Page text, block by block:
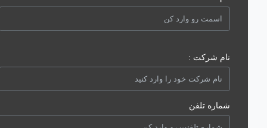
نام شرکت :
شماره تلفن